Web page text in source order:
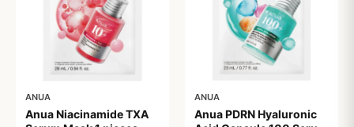
ANUA
Anua Niacinamide TXA
ANUA
Anua PDRN Hyaluronic